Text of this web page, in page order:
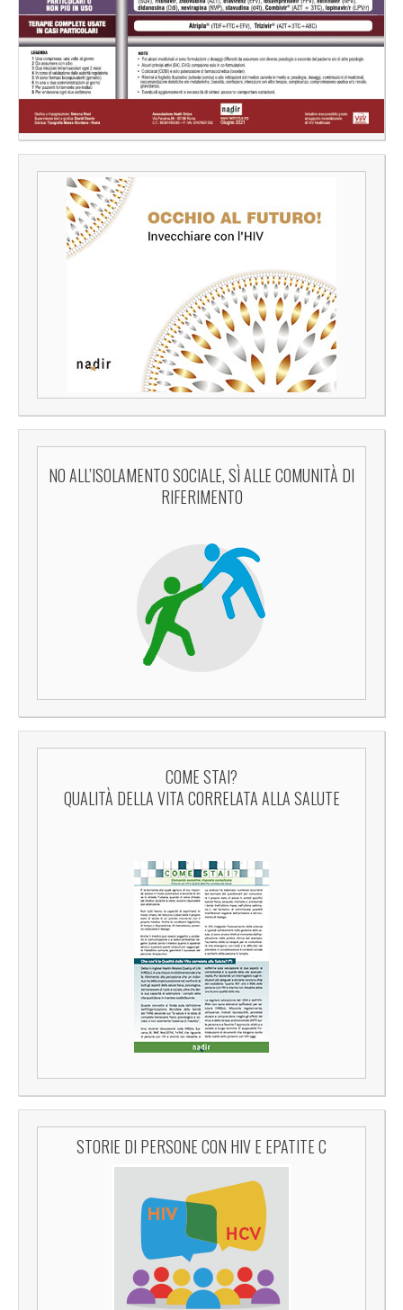
NO ALL’ISOLAMENTO SOCIALE, SÌ ALLE COMUNITÀ DI
RIFERIMENTO
COME STAI?
QUALITÀ DELLA VITA CORRELATA ALLA SALUTE
STORIE DI PERSONE CON HIV E EPATITE C